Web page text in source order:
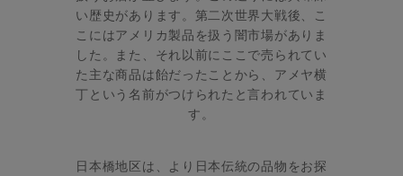
い歴史があります。第二次世界大戦後、こ
こにはアメリカ製品を扱う闇市場がありま
した。また、それ以前にここで売られてい
た主な商品は飴だったことから、アメヤ横
丁という名前がつけられたと言われていま
す。
日本橋地区は、より日本伝統の品物をお探